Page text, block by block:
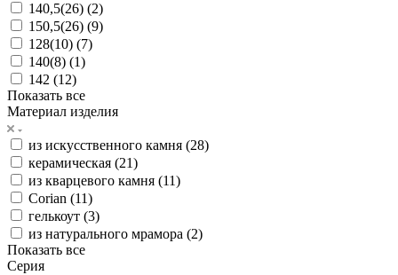
140,5(26) (2)
150,5(26) (9)
128(10) (7)
140(8) (1)
142 (12)
Показать все
Материал изделия
из искусственного камня (28)
керамическая (21)
из кварцевого камня (11)
Corian (11)
гелькоут (3)
из натурального мрамора (2)
Показать все
Серия